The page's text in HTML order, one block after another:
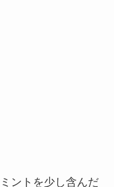
ントを少し含んだ